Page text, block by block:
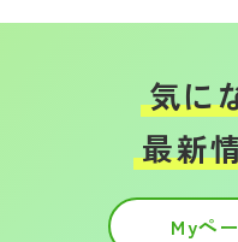
気に
最新
Myペ